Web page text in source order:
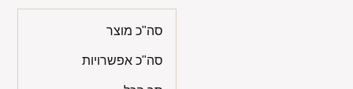
סה"כ מוצר
סה"כ אפשרויות